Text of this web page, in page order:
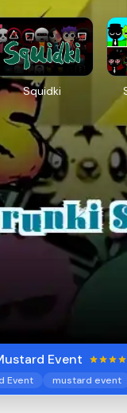
Squidki
Event
Event mustard event